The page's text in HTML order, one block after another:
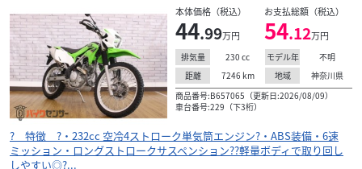
本体価格（税込）
44.99万円
お支払総額（税込）
54.12万円
排気量 230 cc モデル年
不明
距離
7246 km 地域
神奈川県
商品番号:B657065（更新日:2026/08/09）
車台番号:229（下3桁）
? 特徴 ?・232cc 空冷4ストローク単気筒エンジン?・ABS装備・6速
ミッション・ロングストロークサスペンション??軽量ボディで取り回し
しやすい◎?...